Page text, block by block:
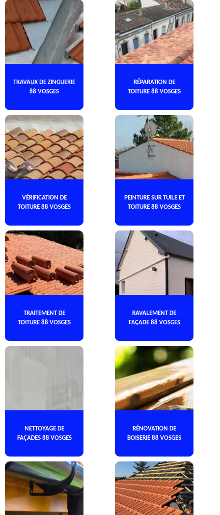
TRAVAUX DE ZINGUERIE
88 VOSGES
RÉPARATION DE
TOITURE 88 VOSGES
VÉRIFICATION DE
TOITURE 88 VOSGES
PEINTURE SUR TUILE ET
TOITURE 88 VOSGES
TRAITEMENT DE
TOITURE 88 VOSGES
RAVALEMENT DE
FAÇADE 88 VOSGES
NETTOYAGE DE
FAÇADES 88 VOSGES
RÉNOVATION DE
BOISERIE 88 VOSGES